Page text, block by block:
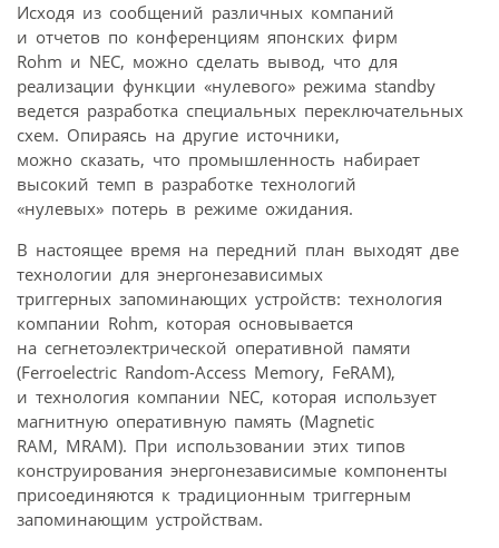
Исходя из сообщений различных компаний
и отчетов по конференциям японских фирм
Rohm и NEC, можно сделать вывод, что для
реализации функции «нулевого» режима standby
ведется разработка специальных переключательных
схем. Опираясь на другие источники,
можно сказать, что промышленность набирает
высокий темп в разработке технологий
«нулевых» потерь в режиме ожидания.
В настоящее время на передний план выходят две
технологии для энергонезависимых
триггерных запоминающих устройств: технология
компании Rohm, которая основывается
на сегнетоэлектрической оперативной памяти
(Ferroelectric Random-Access Memory, FeRAM),
и технология компании NEC, которая использует
магнитную оперативную память (Magnetic
RAM, MRAM). При использовании этих типов
конструирования энергонезависимые компоненты
присоединяются к традиционным триггерным
запоминающим устройствам.